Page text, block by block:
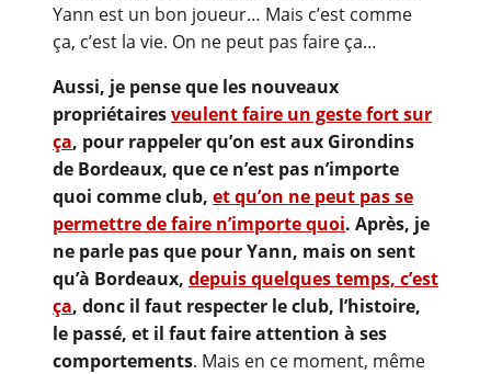
Yann est un bon joueur… Mais c’est comme
ça, c’est la vie. On ne peut pas faire ça…
Aussi, je pense que les nouveaux
propriétairesveulent faire un geste fort sur
ça, pour rappeler qu’on est aux Girondins
de Bordeaux, que ce n’est pas n’importe
quoi comme club, et qu’on ne peut pas se
permettre de faire n’importe quoi. Après, je
ne parle pas que pour Yann, mais on sent
qu’à Bordeaux, depuis quelques temps, c’est
ça, donc il faut respecter le club, l’histoire,
le passé, et il faut faire attention à ses
comportements. Mais en ce moment, même